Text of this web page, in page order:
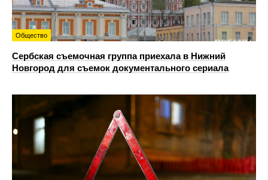
Общество
Сербская съемочная группа приехала в Нижний
Новгород для съемок документального сериала